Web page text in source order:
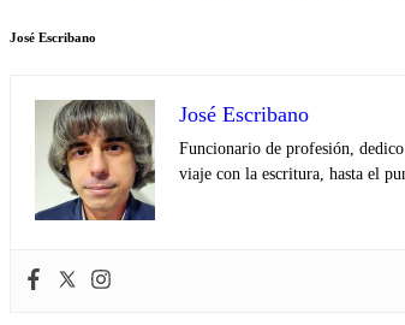
José Escribano
José Escribano
Funcionario de profesión,
viaje con la escritura, hasta el